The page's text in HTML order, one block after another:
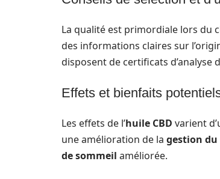
La qualité est primordiale lors du
des informations claires sur
disposent de certificats d’analyse
Effets et bienfaits
Les effets de l’huile CBD varient
une amélioration de la gestion du
de sommeil améliorée.